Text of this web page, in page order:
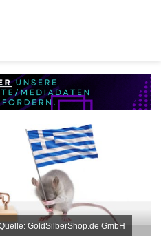
GoldSilberShop.de GmbH